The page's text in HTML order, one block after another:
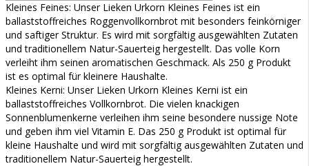
Kleines Feines: Unser Lieken Urkorn Kleines Feines ist ein
ballaststoffreiches Roggenvollkornbrot mit besonders feinkörniger
und saftiger Struktur. Es wird mit sorgfältig ausgewählten Zutaten
und traditionellem Natur-Sauerteig hergestellt. Das volle Korn
verleiht ihm seinen aromatischen Geschmack. Als 250 g Produkt
ist es optimal für kleinere Haushalte.
Kleines Kerni: Unser Lieken Urkorn Kleines Kerni ist ein
ballaststoffreiches Vollkornbrot. Die vielen knackigen
Sonnenblumenkerne verleihen ihm seine besondere nussige Note
und geben ihm viel Vitamin E. Das 250 g Produkt ist optimal für
kleine Haushalte und wird mit sorgfältig ausgewählten Zutaten und
traditionellem Natur-Sauerteig hergestellt.